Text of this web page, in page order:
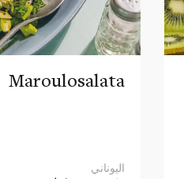
Maroulosalata
اليوناني